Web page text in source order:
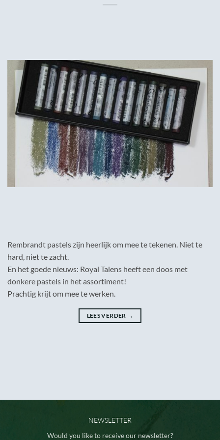
Rembrandt pastels zijn heerlijk om mee te tekenen. Niet te
hard, niet te zacht.
En het goede nieuws: Royal Talens heeft een doos met
donkere pastels in het assortiment!
Prachtig krijt om mee te werken.
LEES VERDER →
NEWSLETTER
Would you like to receive our newsletter?